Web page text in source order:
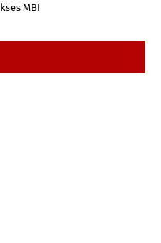
MBI